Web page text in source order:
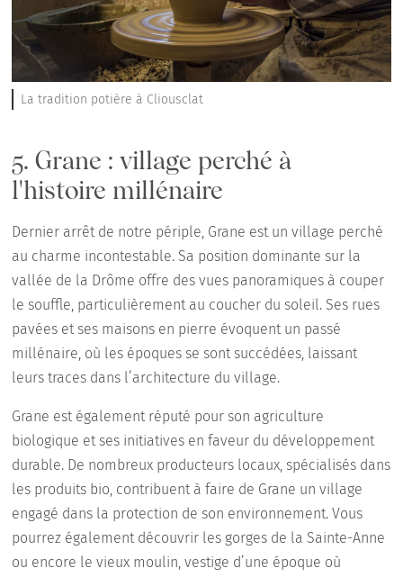
La tradition potière à Cliousclat
5. Grane : village perché à
l'histoire millénaire
Dernier arrêt de notre périple, Grane est un village perché
au charme incontestable. Sa position dominante sur la
vallée de la Drôme offre des vues panoramiques à couper
le souffle, particulièrement au coucher du soleil. Ses rues
pavées et ses maisons en pierre évoquent un passé
millénaire, où les époques se sont succédées, laissant
leurs traces dans l’architecture du village.
Grane est également réputé pour son agriculture
biologique et ses initiatives en faveur du développement
durable. De nombreux producteurs locaux, spécialisés dans
les produits bio, contribuent à faire de Grane un village
engagé dans la protection de son environnement. Vous
pourrez également découvrir les gorges de la Sainte-Anne
ou encore le vieux moulin, vestige d’une époque où